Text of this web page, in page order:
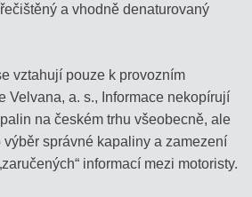
a vhodně denaturovaný
vztahují pouze k provozním
Velvana, a. s., Informace nekopírují
na českém trhu všeobecně, ale
výběr správné kapaliny a zamezení
informací mezi motoristy.